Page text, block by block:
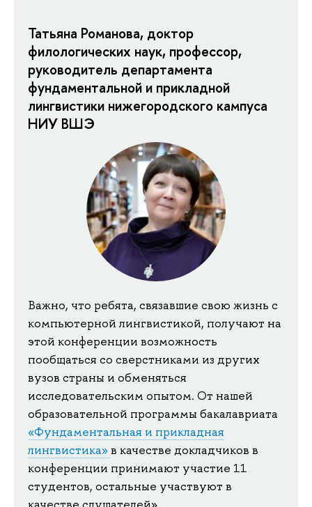
Татьяна Романова, доктор
филологических наук, профессор,
руководитель департамента
фундаментальной и прикладной
лингвистики нижегородского кампуса
НИУ ВШЭ
Важно, что ребята, связавшие свою жизнь с
компьютерной лингвистикой, получают на
этой конференции возможность
пообщаться со сверстниками из других
вузов страны и обменяться
исследовательским опытом. От нашей
образовательной программы бакалавриата
«Фундаментальная и прикладная
лингвистика»в качестве докладчиков в
конференции принимают участие 11
студентов, остальные участвуют в